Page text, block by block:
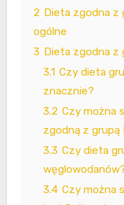
2 Dieta zgodna z
ogólne
3 Dieta zgodna z
3.1 Czy dieta
znacznie?
3.2 Czy można
zgodną z grupą
3.3 Czy dieta
3.4 Czy można